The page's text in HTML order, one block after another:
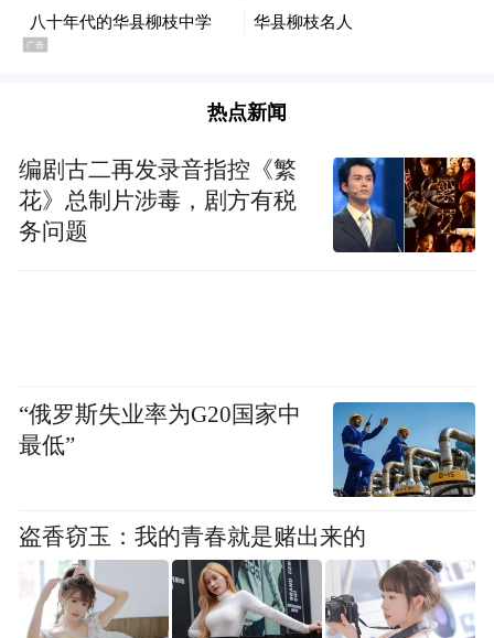
热点新闻
编剧古二再发录音指控《繁
花》总制片涉毒，剧方有税
务问题
“俄罗斯失业率为G20国家中
最低”
盗香窃玉：我的青春就是赌出来的